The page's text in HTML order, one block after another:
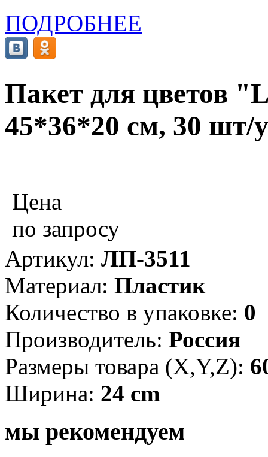
ПОДРОБНЕЕ
Пакет для цветов
45*36*20 см, 30 шт/
Цена
по запросу
Артикул: ЛП-3511
Материал: Пластик
Количество в упаковке: 0
Производитель: Россия
Размеры товара (X,Y,Z):
Ширина: 24 cm
мы рекомендуем